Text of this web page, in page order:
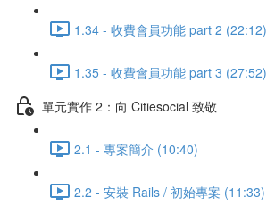
1.34 - 收費會員功能 part 2 (22:12)
1.35 - 收費會員功能 part 3 (27:52)
單元實作 2：向 Citiesocial 致敬
2.1 - 專案簡介 (10:40)
2.2 - 安裝 Rails / 初始專案 (11:33)